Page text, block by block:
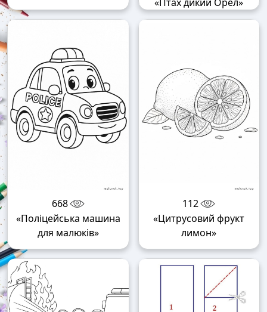
668
«Поліцейська машина
для малюків»
112
«Цитрусовий фрукт
лимон»